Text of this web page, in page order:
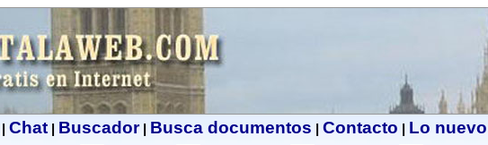
Chat| Buscador| Busca documentos Contacto Lo nuevo